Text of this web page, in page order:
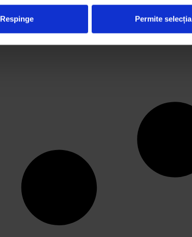
Respinge Permite selecția